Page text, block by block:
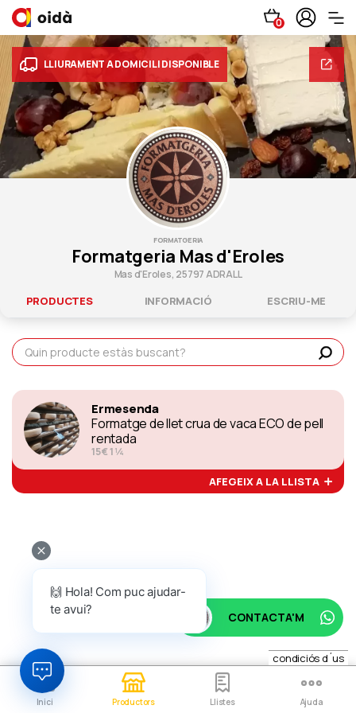
0
LLIURAMENT A DOMICILI DISPONIBLE
FORMATGERIA
Formatgeria Mas d'Eroles
Mas d'Eroles, 25797 ADRALL
PRODUCTES INFORMACIÓ ESCRIU-ME
Ermesenda
Formatge de llet crua de vaca ECO de pell
rentada
15 € 1 ¼
AFEGEIX A LA LLISTA
condiciós d´us
Inici Productors Llistes Ajuda
CONTACTA'M
🙌 Hola! Com puc ajudar-
te avui?